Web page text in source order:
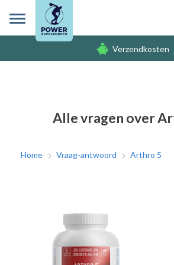
Verzendkosten
Alle vragen over
Home Vraag-antwoord Arthro 5